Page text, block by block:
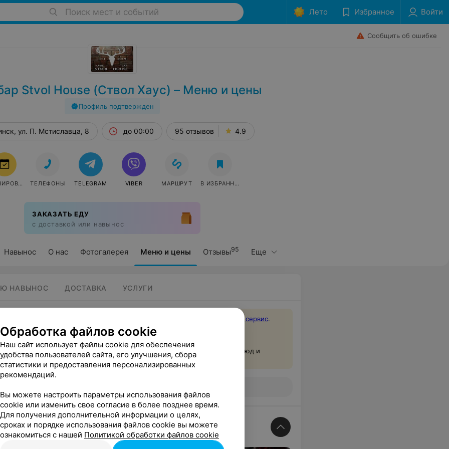
Поиск мест и событий Лето Избранное Войти
Сообщить об ошибке
Stvol House (Ствол Хаус) – Меню и цены
Профиль подтвержден
Навынос О нас Фотогалерея Меню и цены Отзывы95 Еще
ул. П. Мстиславца, 8 до 00:00 95 отзывов 4.9
БРОНИРОВАТЬ ТЕЛЕФОНЫ TELEGRAM VIBER МАРШРУТ В ИЗБРАННОЕ
ЗАКАЗАТЬ ЕДУ
с доставкой или навынос
НАВЫНОС ДОСТАВКА УСЛУГИ
Минска оставляем возможность оформлять заказы напрямую ч наш сервис.
за пределами Маяка Минска, уточняйте
меню навынос уточняйте по телефонам
с 12:00 до 16:00.
проконсультирует вас по действующему меню, уточнит состав блюд и
в удобное для вас время.
Обработка файлов cookie
Наш сайт использует файлы cookie для обеспечения
удобства пользователей сайта, его улучшения, сбора
статистики и предоставления персонализированных
рекомендаций.
Вы можете настроить параметры использования файлов
cookie или изменить свое согласие в более позднее время.
Для получения дополнительной информации о целях,
сроках и порядке использования файлов cookie вы можете
ознакомиться с нашей Политикой обработки файлов cookie